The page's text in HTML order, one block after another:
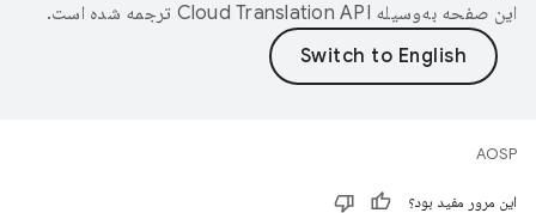
این صفحه به‌وسیله ترجمه شده است.
AOSP
این مرور مفید بود؟